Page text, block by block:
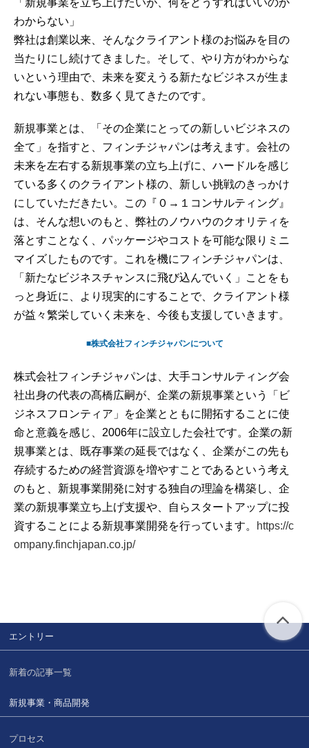
「新規事業を立ち上げたいが、何をどうすればいいのか
わからない」
弊社は創業以来、そんなクライアント様のお悩みを目の
当たりにし続けてきました。そして、やり方がわからな
いという理由で、未来を変えうる新たなビジネスが生ま
れない事態も、数多く見てきたのです。
新規事業とは、「その企業にとっての新しいビジネスの
全て」を指すと、フィンチジャパンは考えます。会社の
未来を左右する新規事業の立ち上げに、ハードルを感じ
ている多くのクライアント様の、新しい挑戦のきっかけ
にしていただきたい。この『０→１コンサルティング』
は、そんな想いのもと、弊社のノウハウのクオリティを
落とすことなく、パッケージやコストを可能な限りミニ
マイズしたものです。これを機にフィンチジャパンは、
「新たなビジネスチャンスに飛び込んでいく」ことをも
っと身近に、より現実的にすることで、クライアント様
が益々繁栄していく未来を、今後も支援していきます。
■株式会社フィンチジャパンについて
株式会社フィンチジャパンは、大手コンサルティング会
社出身の代表の髙橋広嗣が、企業の新規事業という「ビ
ジネスフロンティア」を企業とともに開拓することに使
命と意義を感じ、2006年に設立した会社です。企業の新
規事業とは、既存事業の延長ではなく、企業がこの先も
存続するための経営資源を増やすことであるという考え
のもと、新規事業開発に対する独自の理論を構築し、企
業の新規事業立ち上げ支援や、自らスタートアップに投
資することによる新規事業開発を行っています。
https://c
ompany.finchjapan.co.jp/
エントリー
新着の記事一覧
新規事業・商品開発
プロセス